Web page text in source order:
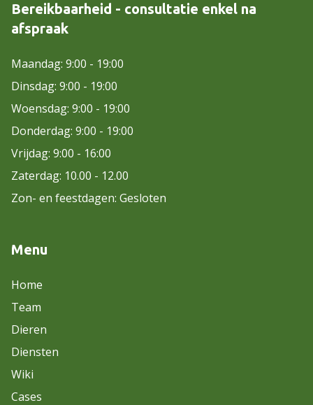
Bereikbaarheid - consultatie enkel na
afspraak
Maandag: 9:00 - 19:00
Dinsdag: 9:00 - 19:00
Woensdag: 9:00 - 19:00
Donderdag: 9:00 - 19:00
Vrijdag: 9:00 - 16:00
Zaterdag: 10.00 - 12.00
Zon- en feestdagen: Gesloten
Menu
Home
Team
Dieren
Diensten
Wiki
Cases